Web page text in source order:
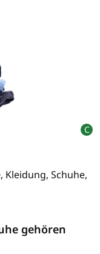
Kleidung, Schuhe,
gehören